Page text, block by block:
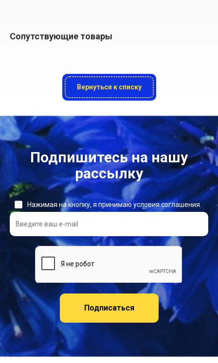
Сопутствующие товары
Вернуться к списку
Подпишитесь на нашу
рассылку
Подписаться
Нажимая на кнопку, я принимаю условия соглашения.